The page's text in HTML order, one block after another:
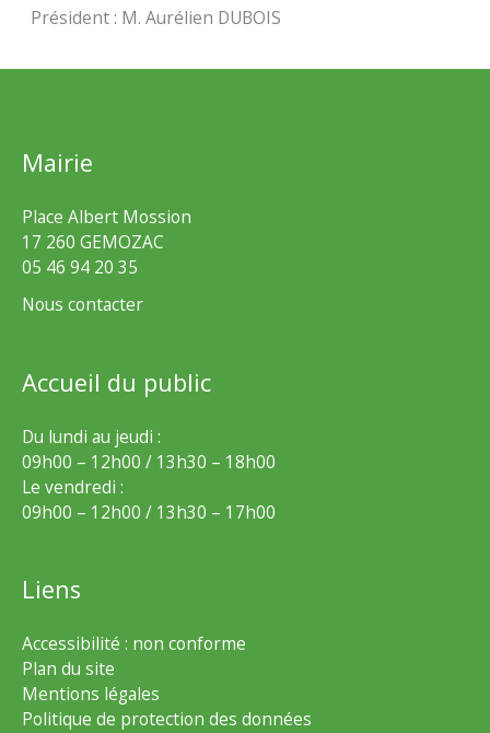
Président : M. Aurélien DUBOIS
Mairie
Place Albert Mossion
17 260 GEMOZAC
05 46 94 20 35
Nous contacter
Accueil du public
Du lundi au jeudi :
09h00 – 12h00 / 13h30 – 18h00
Le vendredi :
09h00 – 12h00 / 13h30 – 17h00
Liens
Accessibilité : non conforme
Plan du site
Mentions légales
Politique de protection des données